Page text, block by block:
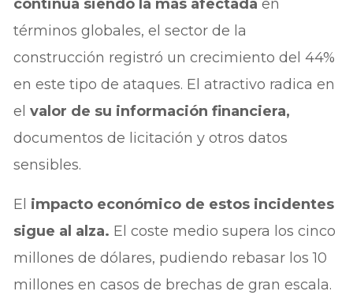
continúa siendo la más afectadaen
términos globales, el sector de la
construcción registró un crecimiento del 44%
en este tipo de ataques. El atractivo radica en
elvalor de su información financiera,
documentos de licitación y otros datos
sensibles.
El impacto económico de estos incidentes
sigue al alza. El coste medio supera los cinco
millones de dólares, pudiendo rebasar los 10
millones en casos de brechas de gran escala.